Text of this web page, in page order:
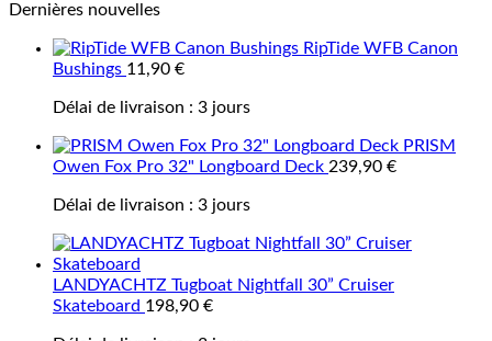
Dernières nouvelles
RipTide WFB Canon
Bushings 11,90 €
Délai de livraison : 3 jours
PRISM
Owen Fox Pro 32" Longboard Deck 239,90 €
Délai de livraison : 3 jours
LANDYACHTZ Tugboat Nightfall 30” Cruiser
Skateboard 198,90 €